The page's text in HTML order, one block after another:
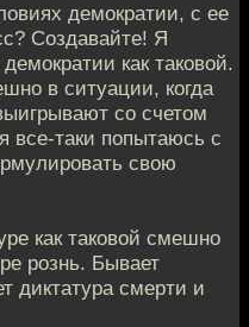
демократии, с ее
Создавайте! Я
как таковой.
в ситуации, когда
со счетом
все-таки попытаюсь с
свою
как таковой смешно
рознь. Бывает
диктатура смерти и